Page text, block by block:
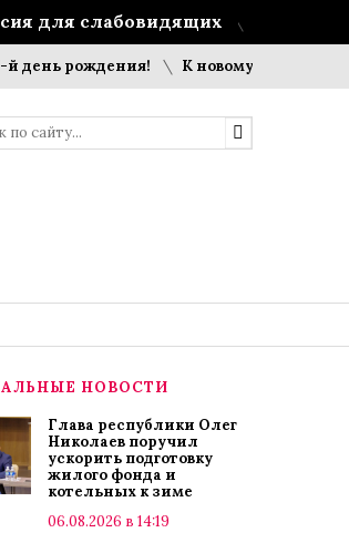
для слабовидящих
рождения! К новому учебному году
НОВОСТИ
Глава республики Олег
Николаев поручил
ускорить подготовку
жилого фонда и
котельных к зиме
06.08.2026 в 14:19